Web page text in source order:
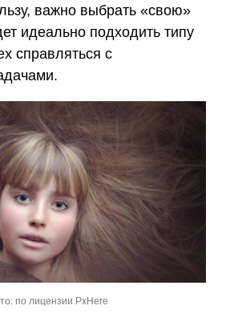
важно выбрать «свою»
идеально подходить типу
справляться с
по лицензии PxHere